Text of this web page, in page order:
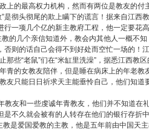
上的最高权力机构，然而有两位是教友的付
是彻头彻尾的欺上瞒下的谎言！据来自江西
行一项几个亿的新主教府工程，他一定要花
教的几个亲信知道外，教会内其他人一概不
否则的话自己会得不到好处而空忙一场的！
那些“老鼠”们在“米缸里洗澡”，据悉江西教
青的女教友陪伴，但是睡在病床上的年老教
友只能日日祈求天主能垂怜自己，他们知道
友和一些虔诚年青教友，他们并不知道在礼
是不久就会被有的人转存在他们的银行存折
是爱国爱教的主教，他是五年前由中国天